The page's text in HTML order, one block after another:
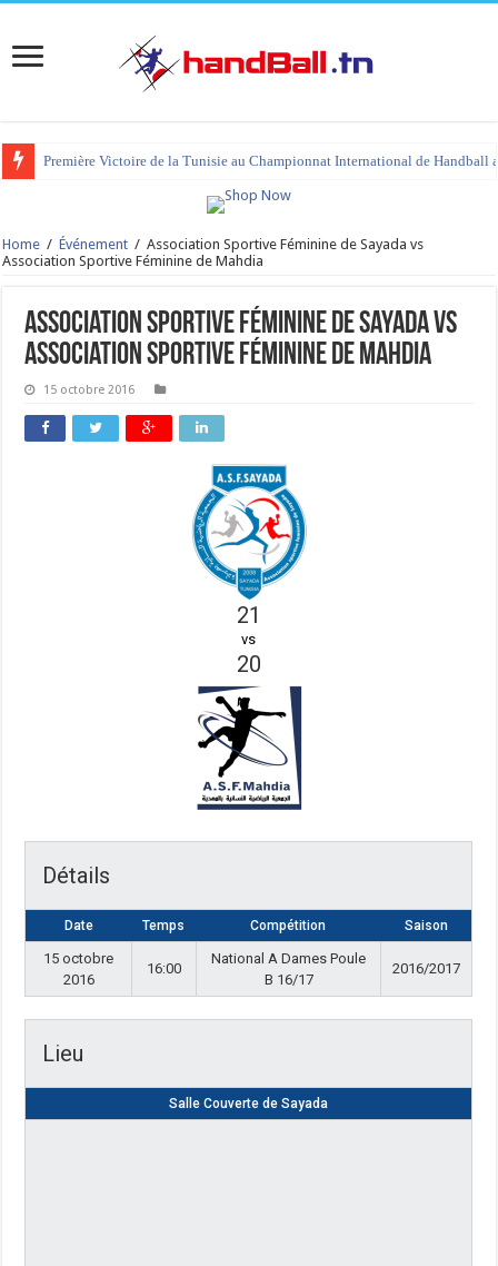
Première Victoire de la Tunisie au Championnat International de Handball
Home / Événement / Association Sportive Féminine de Sayada vs
Association Sportive Féminine de Mahdia
Association Sportive Féminine de Sayada vs
Association Sportive Féminine de Mahdia
15 octobre 2016
21
vs
20
Détails
Date Temps Compétition Saison
15 octobre
2016
16:00
National A Dames Poule
B 16/17
2016/2017
Lieu
Salle Couverte de Sayada